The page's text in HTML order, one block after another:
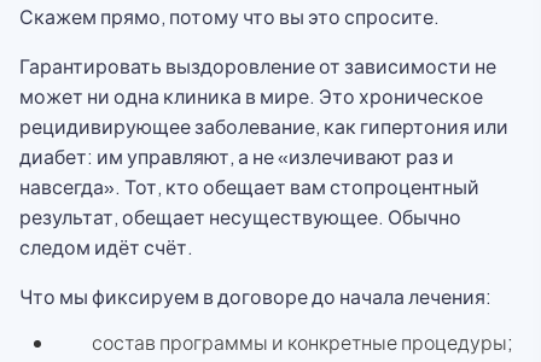
Скажем прямо, потому что вы это спросите.
Гарантировать выздоровление от зависимости не
может ни одна клиника в мире. Это хроническое
рецидивирующее заболевание, как гипертония или
диабет: им управляют, а не «излечивают раз и
навсегда». Тот, кто обещает вам стопроцентный
результат, обещает несуществующее. Обычно
следом идёт счёт.
Что мы фиксируем в договоре до начала лечения:
состав программы и конкретные процедуры;